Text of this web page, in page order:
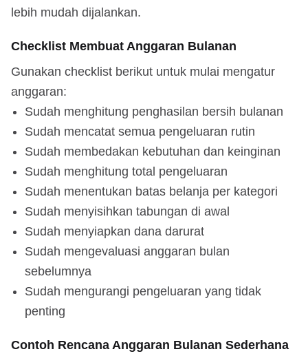
lebih mudah dijalankan.
Checklist Membuat Anggaran Bulanan
Gunakan checklist berikut untuk mulai mengatur
anggaran:
Sudah menghitung penghasilan bersih bulanan
Sudah mencatat semua pengeluaran rutin
Sudah membedakan kebutuhan dan keinginan
Sudah menghitung total pengeluaran
Sudah menentukan batas belanja per kategori
Sudah menyisihkan tabungan di awal
Sudah menyiapkan dana darurat
Sudah mengevaluasi anggaran bulan
sebelumnya
Sudah mengurangi pengeluaran yang tidak
penting
Contoh Rencana Anggaran Bulanan Sederhana